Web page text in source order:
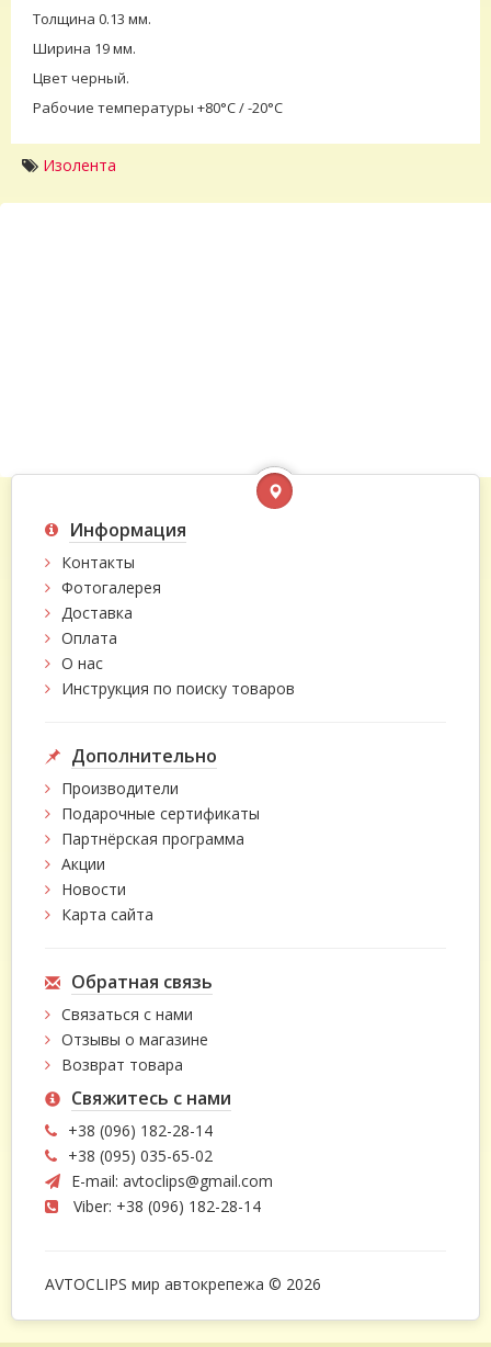
Толщина 0.13 мм.
Ширина 19 мм.
Цвет черный.
Рабочие температуры +80°C / -20°C
Изолента
Информация
Контакты
Фотогалерея
Доставка
Оплата
О нас
Инструкция по поиску товаров
Дополнительно
Производители
Подарочные сертификаты
Партнёрская программа
Акции
Новости
Карта сайта
Обратная связь
Связаться с нами
Отзывы о магазине
Возврат товара
Свяжитесь с нами
+38 (096) 182-28-14
+38 (095) 035-65-02
E-mail: avtoclips@gmail.com
Viber: +38 (096) 182-28-14
AVTOCLIPS мир автокрепежа © 2026